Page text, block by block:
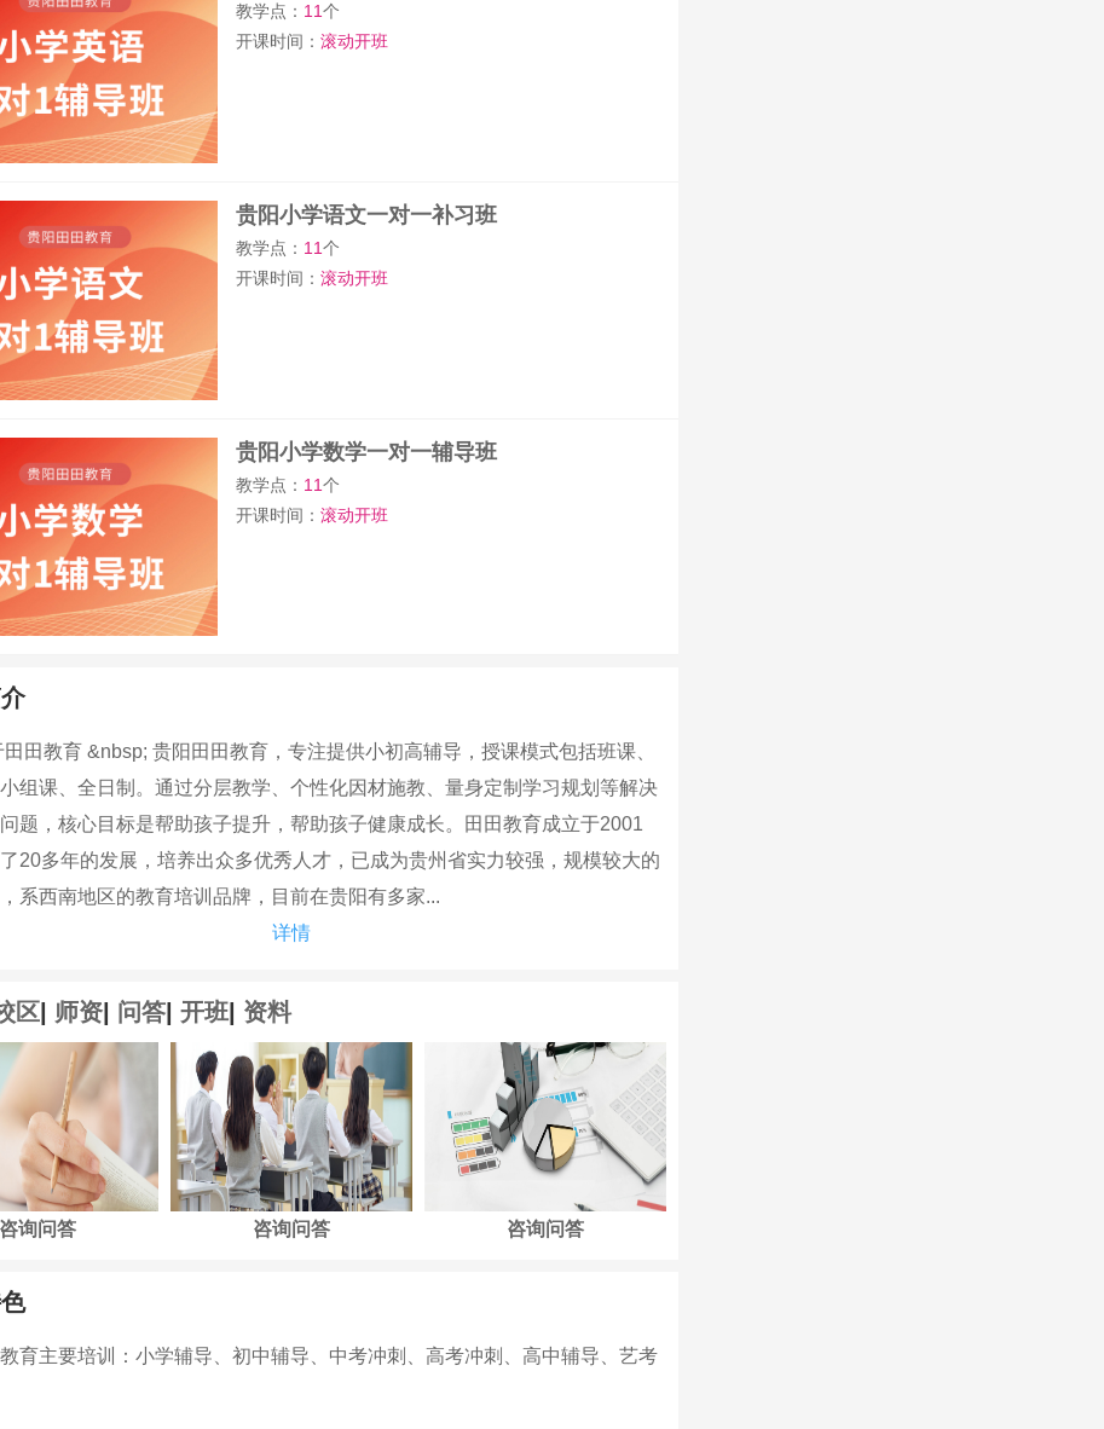
教学点： 11个
开课时间： 滚动开班
贵阳小学语文一对一补习班
教学点： 11个
开课时间： 滚动开班
贵阳小学数学一对一辅导班
教学点： 11个
开课时间： 滚动开班
教育 &nbsp; 贵阳田田教育，专注提供小初高辅导，授课模式包括班课、
组课、全日制。通过分层教学、个性化因材施教、量身定制学习规划等解决
题，核心目标是帮助孩子提升，帮助孩子健康成长。田田教育成立于2001
20多年的发展，培养出众多优秀人才，已成为贵州省实力较强，规模较大的
系西南地区的教育培训品牌，目前在贵阳有多家...
详情
区 师资 问答 开班 资料
咨询问答 咨询问答 咨询问答
育主要培训：小学辅导、初中辅导、中考冲刺、高考冲刺、高中辅导、艺考